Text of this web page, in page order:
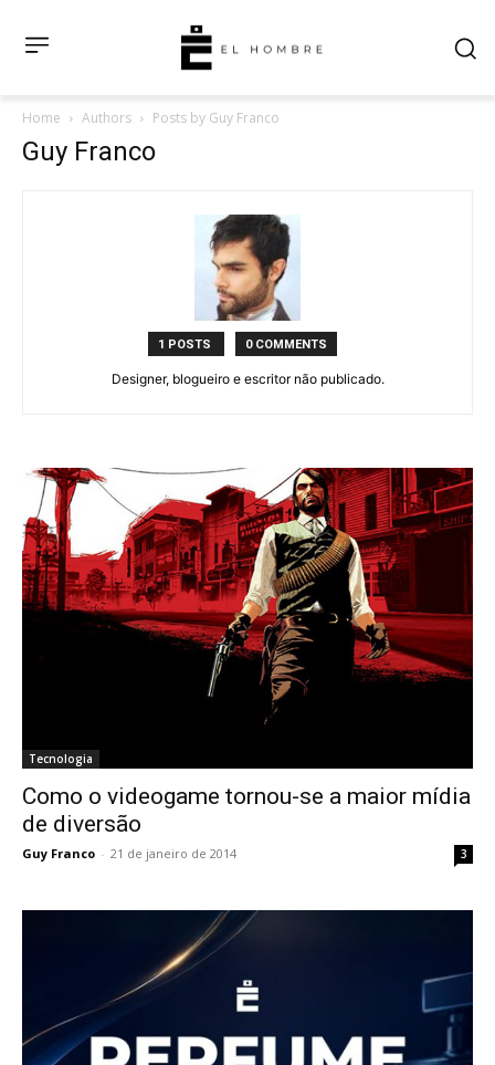
Home Authors Posts by Guy Franco
Guy Franco
1 POSTS 0 COMMENTS
Designer, blogueiro e escritor não publicado.
Tecnologia
Como o videogame tornou-se a maior mídia
de diversão
Guy Franco - 21 de janeiro de 2014 3